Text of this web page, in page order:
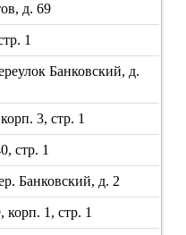
д. 69
1
Банковский, д.
3, стр. 1
стр. 1
Банковский, д. 2
1, стр. 1